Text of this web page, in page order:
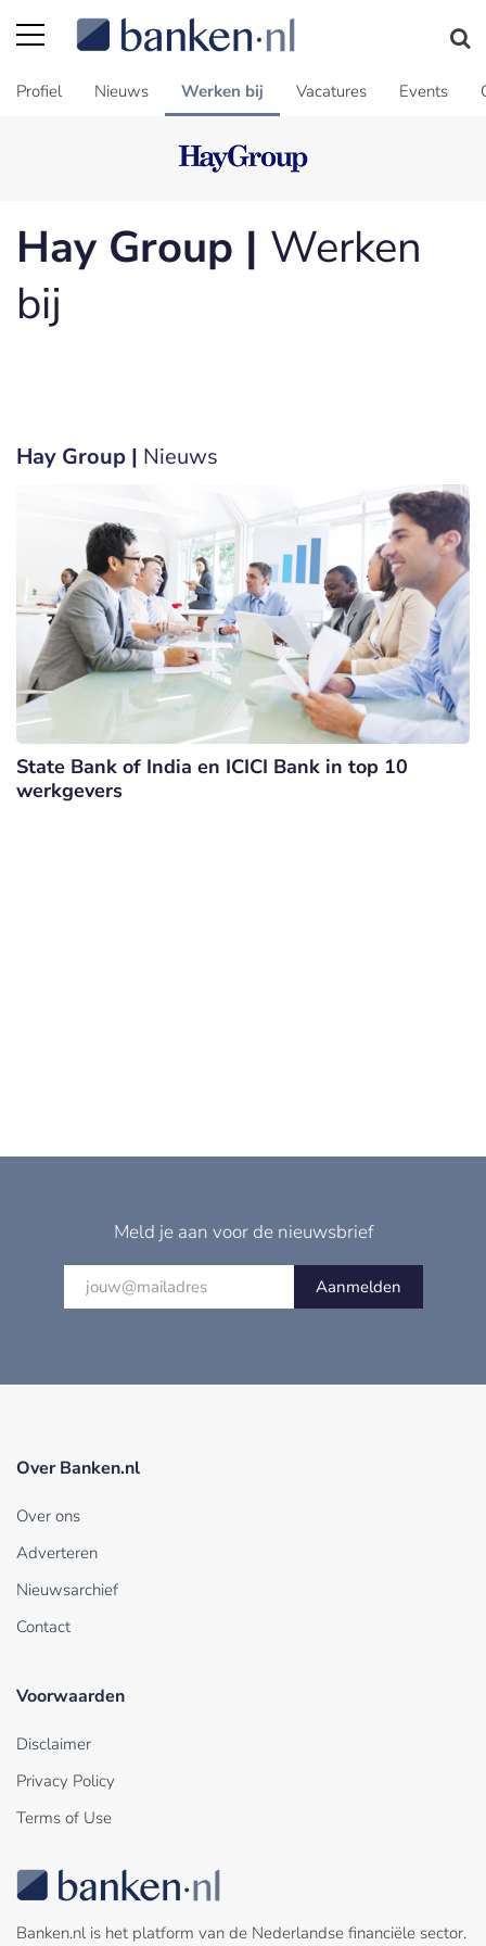
Profiel Nieuws Werken bij Vacatures Events
Hay Group | Werken
bij
Hay Group | Nieuws
State Bank of India en ICICI Bank in top 10
werkgevers
Meld je aan voor de nieuwsbrief
Aanmelden
Over Banken.nl
Over ons
Adverteren
Nieuwsarchief
Contact
Voorwaarden
Disclaimer
Privacy Policy
Terms of Use
Banken.nl is het platform van de Nederlandse financiële sector.